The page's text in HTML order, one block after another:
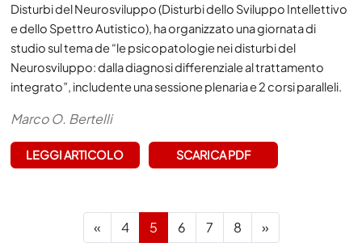
Disturbi del Neurosviluppo (Disturbi dello Sviluppo Intellettivo
e dello Spettro Autistico), ha organizzato una giornata di
studio sul tema de “le psicopatologie nei disturbi del
Neurosviluppo: dalla diagnosi differenziale al trattamento
integrato”, includente una sessione plenaria e 2 corsi paralleli.
Marco O. Bertelli
LEGGI ARTICOLO SCARICA PDF
«Previous
4 5 6 7 8 »Next